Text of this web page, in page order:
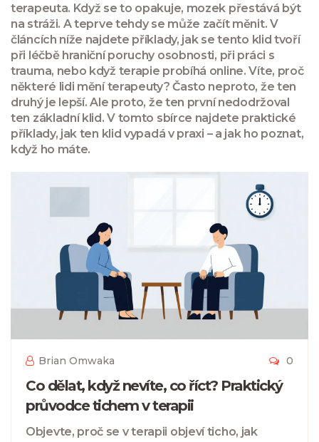
terapeuta. Když se to opakuje, mozek přestává být
na stráži. A teprve tehdy se může začít měnit. V
článcích níže najdete příklady, jak se tento klid tvoří
při léčbě hraniční poruchy osobnosti, při práci s
trauma, nebo když terapie probíhá online. Víte, proč
některé lidi mění terapeuty? Často neproto, že ten
druhý je lepší. Ale proto, že ten první nedodržoval
ten základní klid. V tomto sbírce najdete praktické
příklady, jak ten klid vypadá v praxi – a jak ho poznat,
když ho máte.
Brian Omwaka 0
Co dělat, když nevíte, co říct? Praktický
průvodce tichem v terapii
Objevte, proč se v terapii objeví ticho, jak